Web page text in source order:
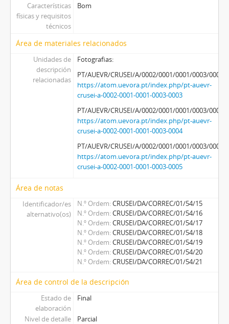
Características
físicas y requisitos
técnicos
Bom
Área de materiales relacionados
Unidades de
descripción
relacionadas
Fotografias:
PT/AUEVR/CRUSEI/A/0002/0001/0001/0003/0003
https://atom.uevora.pt/index.php/pt-auevr-
crusei-a-0002-0001-0001-0003-0003
PT/AUEVR/CRUSEI/A/0002/0001/0001/0003/0004
https://atom.uevora.pt/index.php/pt-auevr-
crusei-a-0002-0001-0001-0003-0004
PT/AUEVR/CRUSEI/A/0002/0001/0001/0003/0005
https://atom.uevora.pt/index.php/pt-auevr-
crusei-a-0002-0001-0001-0003-0005
Área de notas
Identificador/es
alternativo(os)
N.º Ordem CRUSEI/DA/CORREC/01/54/15
N.º Ordem CRUSEI/DA/CORREC/01/54/16
N.º Ordem CRUSEI/DA/CORREC/01/54/17
N.º Ordem CRUSEI/DA/CORREC/01/54/18
N.º Ordem CRUSEI/DA/CORREC/01/54/19
N.º Ordem CRUSEI/DA/CORREC/01/54/20
N.º Ordem CRUSEI/DA/CORREC/01/54/21
Área de control de la descripción
Estado de
elaboración
Final
Nivel de detalle
Parcial